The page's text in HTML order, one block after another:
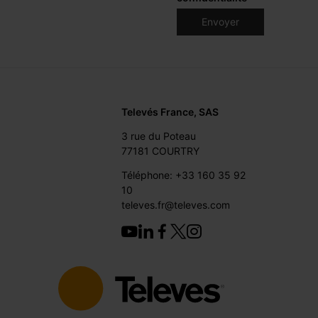
Televés France, SAS
3 rue du Poteau
77181 COURTRY
Téléphone: +33 160 35 92
10
televes.fr@televes.com